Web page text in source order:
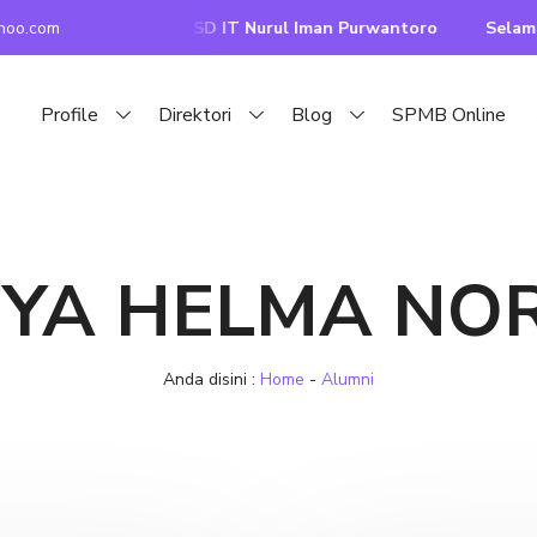
di Website Resmi SD IT Nurul Iman Purwantoro Selamat
Profile Direktori Blog SPMB Online
HELMA
Anda disini : Home - Alumni